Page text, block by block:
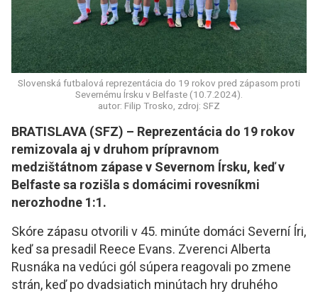
Slovenská futbalová reprezentácia do 19 rokov pred zápasom proti
Severnému Írsku v Belfaste (10.7.2024).
autor: Filip Trosko, zdroj: SFZ
BRATISLAVA (SFZ) – Reprezentácia do 19 rokov
remizovala aj v druhom prípravnom
medzištátnom zápase v Severnom Írsku, keď v
Belfaste sa rozišla s domácimi rovesníkmi
nerozhodne 1:1.
Skóre zápasu otvorili v 45. minúte domáci Severní Íri,
keď sa presadil Reece Evans. Zverenci Alberta
Rusnáka na vedúci gól súpera reagovali po zmene
strán, keď po dvadsiatich minútach hry druhého